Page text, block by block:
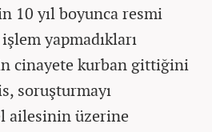
10 yıl boyunca resmi
yapmadıkları
cinayete kurban gittiğini
soruşturmayı
ailesinin üzerine